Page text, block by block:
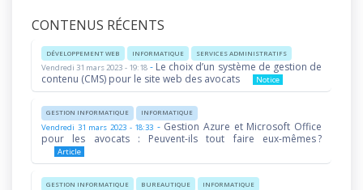
CONTENUS RÉCENTS
DÉVELOPPEMENT WEB INFORMATIQUE SERVICES ADMINISTRATIFS
Vendredi 31 mars 2023 - 19:18- Le choix d’un système de gestion de
contenu (CMS) pour le site web des avocats
Notice
GESTION INFORMATIQUE INFORMATIQUE
Vendredi 31 mars 2023 - 18:33 - Gestion Azure et Microsoft Office
pour les avocats : Peuvent-ils tout faire eux-mêmes ?
Article
GESTION INFORMATIQUE BUREAUTIQUE INFORMATIQUE